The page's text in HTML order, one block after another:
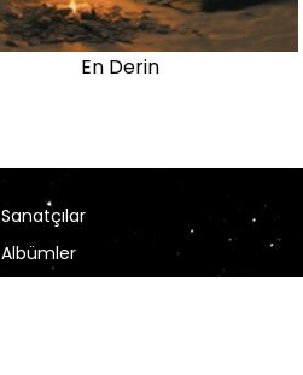
En Derin
Sanatçılar
Albümler